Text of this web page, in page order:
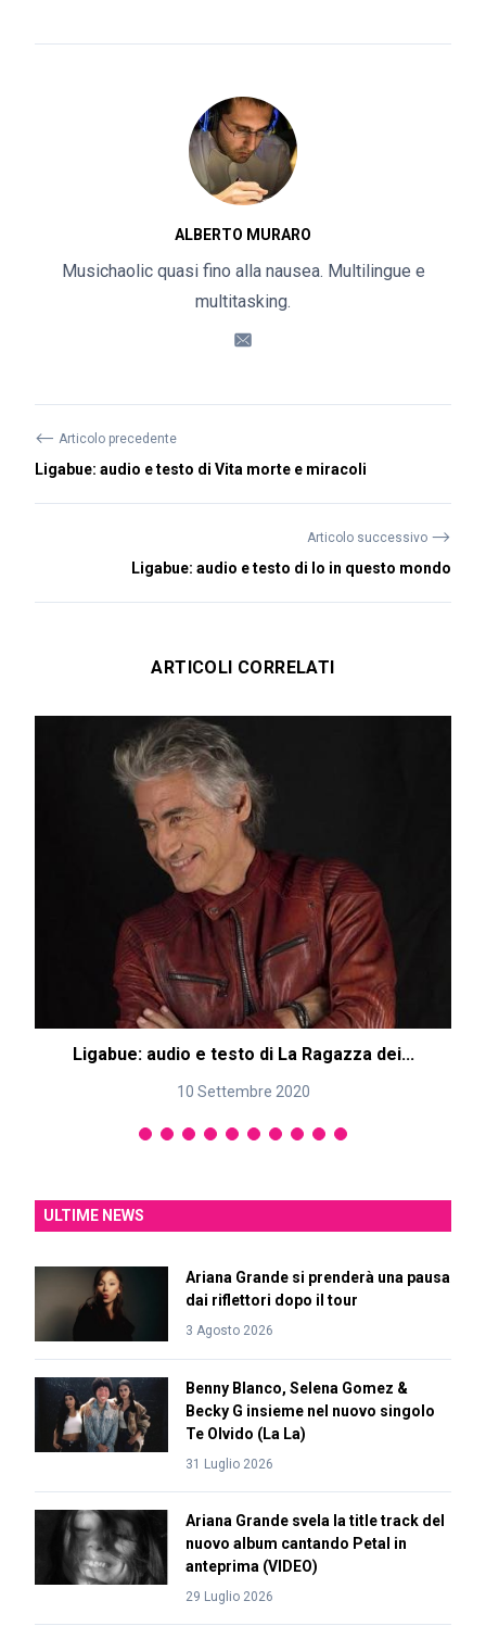
ALBERTO MURARO
Musichaolic quasi fino alla nausea. Multilingue e
multitasking.
⟵ Articolo precedente
Ligabue: audio e testo di Vita morte e miracoli
Articolo successivo ⟶
Ligabue: audio e testo di Io in questo mondo
ARTICOLI CORRELATI
Ligabue: audio e testo di La Ragazza dei...
10 Settembre 2020
ULTIME NEWS
Ariana Grande si prenderà una pausa
dai riflettori dopo il tour
3 Agosto 2026
Benny Blanco, Selena Gomez &
Becky G insieme nel nuovo singolo
Te Olvido (La La)
31 Luglio 2026
Ariana Grande svela la title track del
nuovo album cantando Petal in
anteprima (VIDEO)
29 Luglio 2026